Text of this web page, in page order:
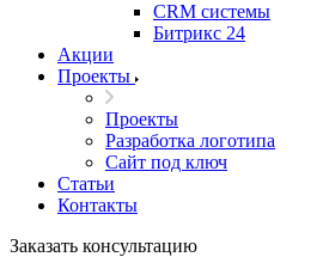
CRM системы
Битрикс 24
Акции
Проекты
Проекты
Разработка логотипа
Сайт под ключ
Статьи
Контакты
Заказать консультацию